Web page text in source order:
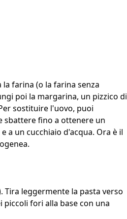
farina (o la farina senza
poi la margarina, un pizzico di
sostituire l'uovo, puoi
sbattere fino a ottenere un
a un cucchiaio d'acqua. Ora è il
leggermente la pasta verso
fori alla base con una